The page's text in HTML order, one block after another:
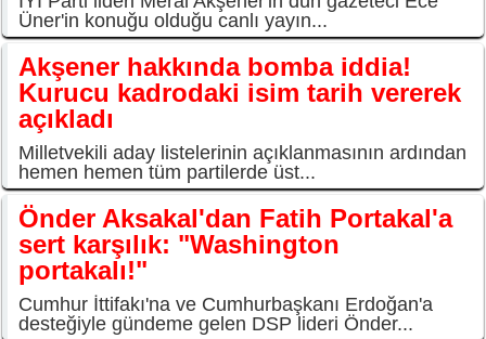
Üner'in konuğu olduğu canlı yayın...
Akşener hakkında bomba iddia!
Kurucu kadrodaki isim tarih vererek
açıkladı
Milletvekili aday listelerinin açıklanmasının ardından
hemen hemen tüm partilerde üst...
Önder Aksakal'dan Fatih Portakal'a
sert karşılık: "Washington
portakalı!"
Cumhur İttifakı'na ve Cumhurbaşkanı Erdoğan'a
desteğiyle gündeme gelen DSP lideri Önder...